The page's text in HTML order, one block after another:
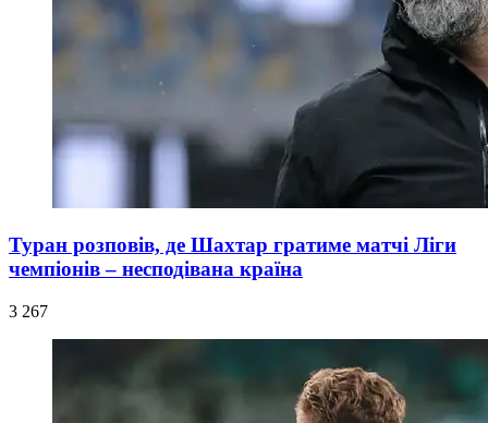
Туран розповів, де Шахтар гратиме матчі Ліги
чемпіонів – несподівана країна
3 267